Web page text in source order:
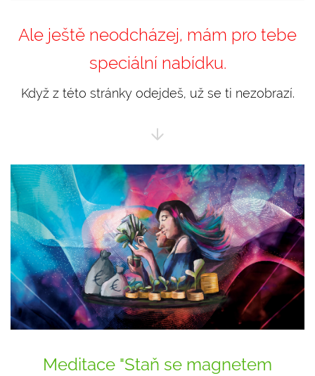
Ale ještě neodcházej, mám pro tebe
speciální nabídku.
Když z této stránky odejdeš, už se ti nezobrazí.
Meditace "Staň se magnetem